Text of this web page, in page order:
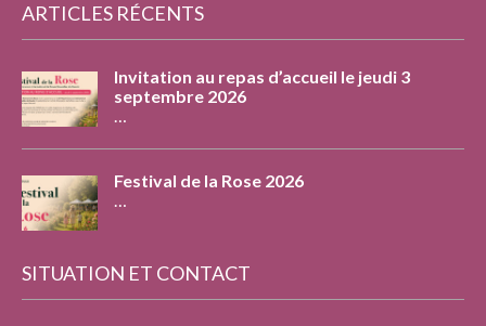
ARTICLES RÉCENTS
Invitation au repas d’accueil le jeudi 3
septembre 2026
…
Festival de la Rose 2026
…
SITUATION ET CONTACT